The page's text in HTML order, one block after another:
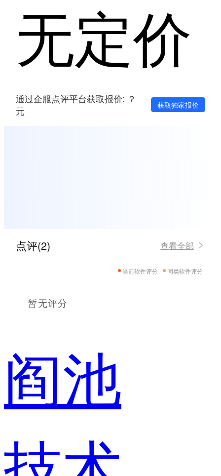
无定价
通过企服点评平台获取报价: ？
元
获取独家报价
点评(2) 查看全部
当前软件评分 同类软件评分
暂无评分
阎池